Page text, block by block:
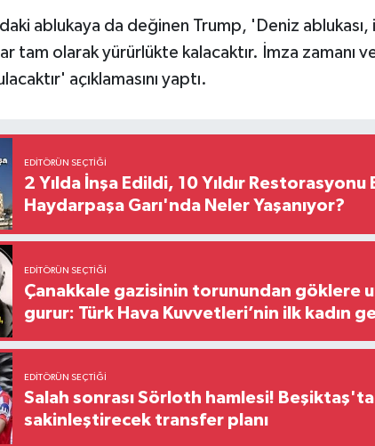
ablukaya da değinen Trump, 'Deniz ablukası,
tam olarak yürürlükte kalacaktır. İmza zamanı
açıklamasını yaptı.
EDITÖRÜN SEÇTIĞI
2 Yılda İnşa Edildi, 10 Yıldır
Haydarpaşa Garı'nda Neler Yaşanıyor?
EDITÖRÜN SEÇTIĞI
Çanakkale gazisinin torunundan göklere
gurur: Türk Hava Kuvvetleri’nin ilk kadın
EDITÖRÜN SEÇTIĞI
Salah sonrası Sörloth hamlesi!
sakinleştirecek transfer planı